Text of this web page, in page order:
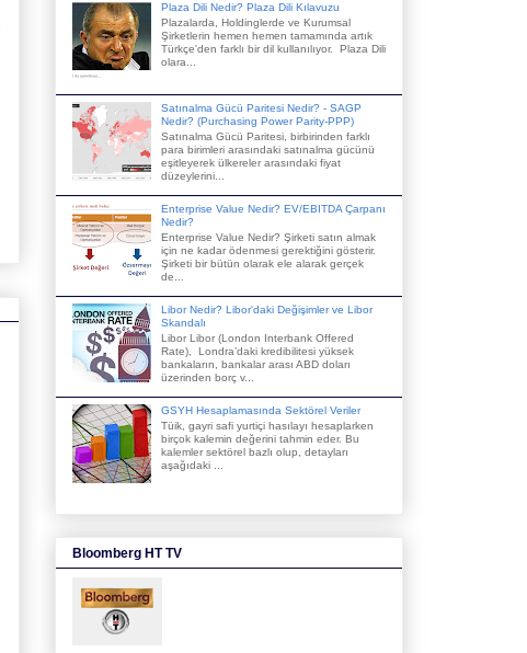
Plaza Dili Nedir? Plaza Dili Kılavuzu
Plazalarda, Holdinglerde ve Kurumsal
Şirketlerin hemen hemen tamamında artık
Türkçe'den farklı bir dil kullanılıyor. Plaza Dili
olara...
Satınalma Gücü Paritesi Nedir? - SAGP
Nedir? (Purchasing Power Parity-PPP)
Satınalma Gücü Paritesi, birbirinden farklı
para birimleri arasındaki satınalma gücünü
eşitleyerek ülkereler arasındaki fiyat
düzeylerini...
Enterprise Value Nedir? EV/EBITDA Çarpanı
Nedir?
Enterprise Value Nedir? Şirketi satın almak
için ne kadar ödenmesi gerektiğini gösterir.
Şirketi bir bütün olarak ele alarak gerçek
de...
Libor Nedir? Libor'daki Değişimler ve Libor
Skandalı
Libor Libor (London Interbank Offered
Rate), Londra’daki kredibilitesi yüksek
bankaların, bankalar arası ABD doları
üzerinden borç v...
GSYH Hesaplamasında Sektörel Veriler
Tüik, gayri safi yurtiçi hasılayı hesaplarken
birçok kalemin değerini tahmin eder. Bu
kalemler sektörel bazlı olup, detayları
aşağıdaki ...
Bloomberg HT TV